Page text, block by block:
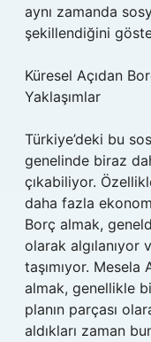
aynı zamanda
şekillendiğini
Küresel Açıdan
Yaklaşımlar
Türkiye’deki bu
genelinde biraz
çıkabiliyor.
daha fazla
Borç almak,
olarak
taşımıyor. Mesela
almak, genellikle
planın parçası
aldıkları zaman